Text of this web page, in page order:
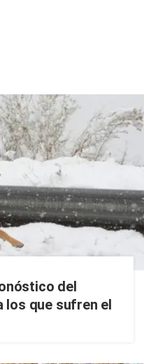
del
los que sufren el